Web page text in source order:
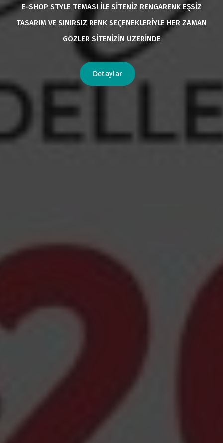
E-SHOP STYLE TEMASI İLE SİTENİZ RENGARENK EŞSİZ
TASARIM VE SINIRSIZ RENK SEÇENEKLERİYLE HER ZAMAN
GÖZLER SİTENİZİN ÜZERİNDE
Detaylar